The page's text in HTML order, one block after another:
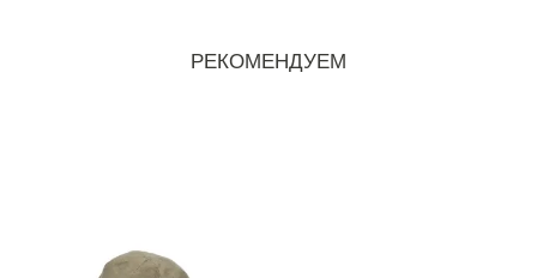
РЕКОМЕНДУЕМ